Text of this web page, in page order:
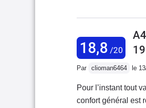
18,8 /20
Par clioman6464 le
Pour l’instant tout
confort général est